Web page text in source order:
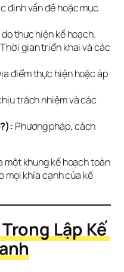
định vấn đề hoặc mục
do thực hiện kế hoạch.
Thời gian triển khai và các
điểm thực hiện hoặc áp
trách nhiệm và các
Phương pháp, cách
một khung kế hoạch toàn
mọi khía cạnh của kế
Lập Kế